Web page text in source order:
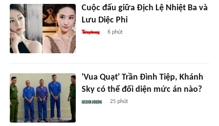
Cuộc đấu giữa Địch Lệ Nhiệt Ba và
Lưu Diệc Phi
6 phút
'Vua Quạt' Trần Đình Tiệp, Khánh
Sky có thể đối diện mức án nào?
25 phút